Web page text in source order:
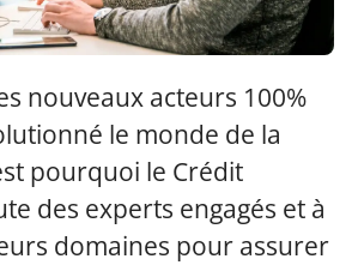
nouveaux acteurs 100%
le monde de la
pourquoi le Crédit
des experts engagés et à
domaines pour assurer